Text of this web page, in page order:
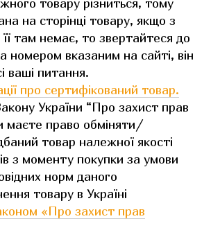
товару різниться, тому
на сторінці товару, якщо з
там немає, то звертайтеся до
номером вказаним на сайті, він
ваші питання.
про сертифікований товар.
України “Про захист прав
маєте право обміняти/
товар належної якості
з моменту покупки за умови
норм даного
товару в Україні
«Про захист прав